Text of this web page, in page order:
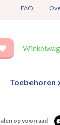
FAQ
Toebehoren
op voorraad